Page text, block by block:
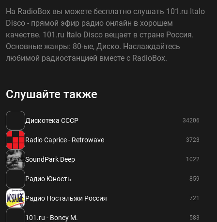
На RadioBox вы можете бесплатно слушать 101.ru Italo
Disco - прямой эфир радио онлайн в хорошем
качестве. 101.ru Italo Disco вещает в стране Россия.
Основные жанры: 80-ые, Диско. Наслаждайтесь
любимой радиостанцией вместе с RadioBox.
Слушайте также
Дискотека СССР 34206
Radio Caprice - Retrowave 3723
SoundPark Deep 1022
Радио Юность 859
Радио Ностальжи Россия 721
101.ru - Boney M. 583